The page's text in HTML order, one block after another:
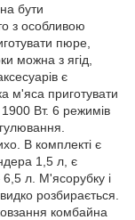
бути
з особливою
пюре,
можна з ягід,
є
м'яса приготувати
Вт. 6 режимів
В комплекті є
1,5 л, є
л. М'ясорубку і
розбирається.
комбайна